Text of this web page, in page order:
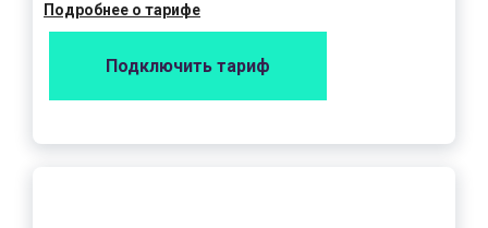
Подробнее о тарифе
Подключить тариф